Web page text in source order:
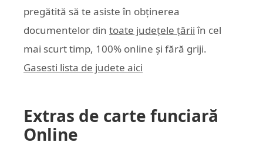
pregătită să te asiste în obținerea
documentelor din toate județele țării în cel
mai scurt timp, 100% online și fără griji.
Gasesti lista de judete aici
Extras de carte funciară
Online